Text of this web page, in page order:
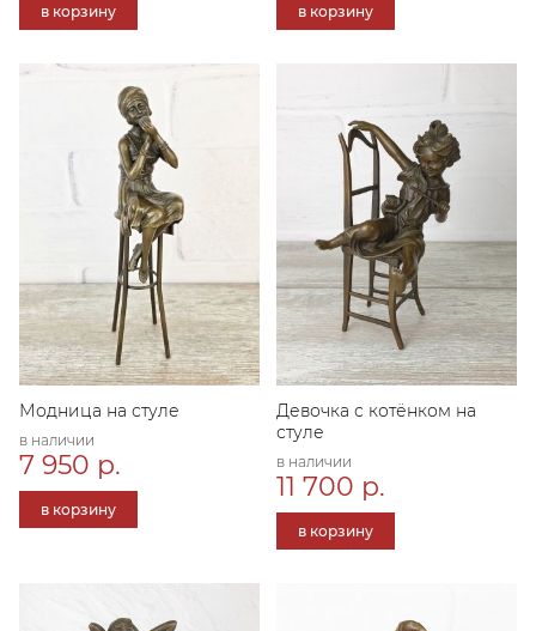
в корзину в корзину
Модница на стуле
в наличии
7 950 р.
в корзину
Девочка с котёнком на
стуле
в наличии
11 700 р.
в корзину